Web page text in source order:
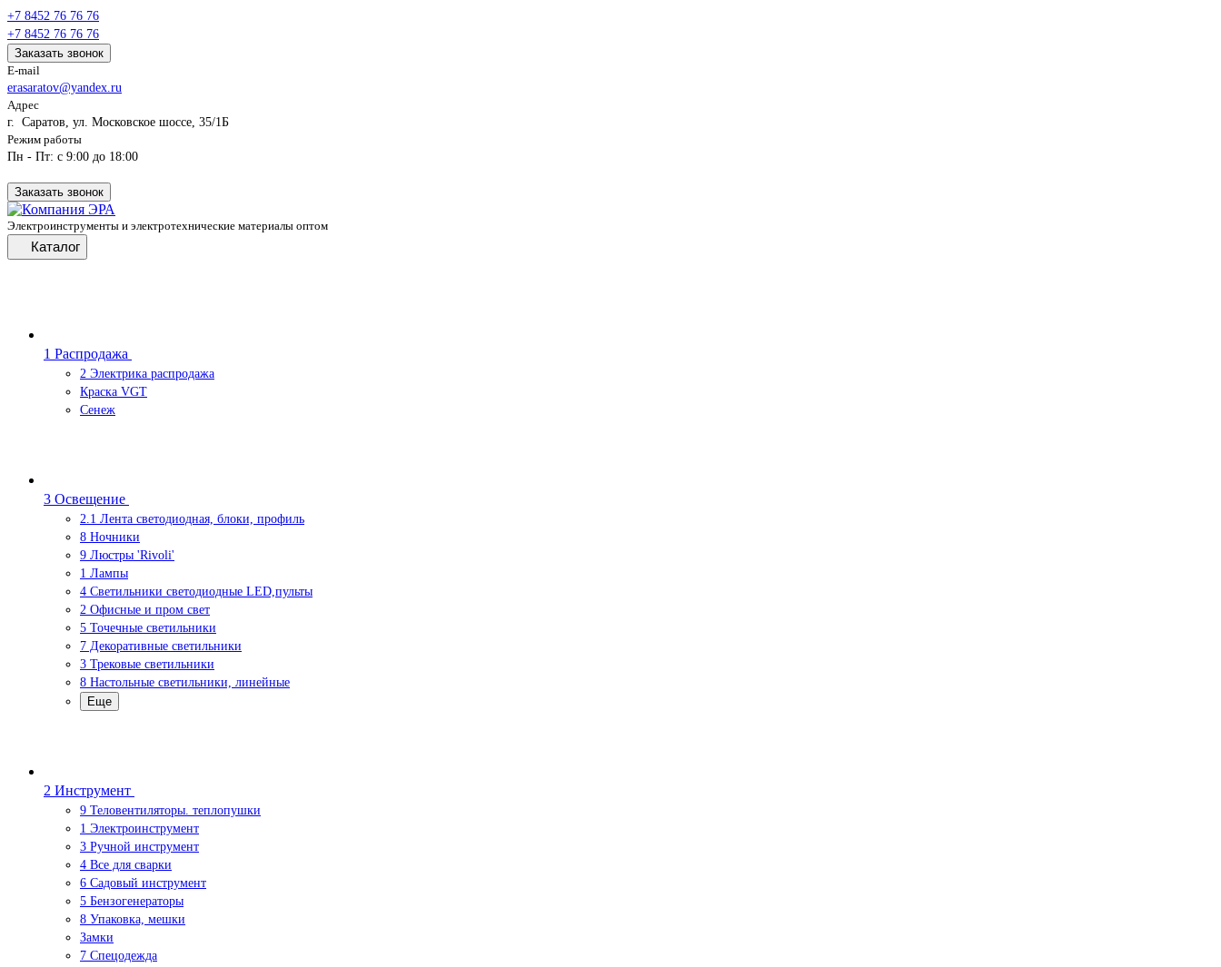
+7 8452 76 76 76
+7 8452 76 76 76
Заказать звонок
E-mail
erasaratov@yandex.ru
Адрес
г. Саратов, ул. Московское шоссе, 35/1Б
Режим работы
Пн - Пт: с 9:00 до 18:00
Заказать звонок
Электроинструменты и электротехнические материалы оптом
Каталог
1 Распродажа
2 Электрика распродажа
Краска VGT
Сенеж
3 Освещение
2.1 Лента светодиодная, блоки, профиль
8 Ночники
9 Люстры 'Rivoli'
1 Лампы
4 Светильники светодиодные LED,пульты
2 Офисные и пром свет
5 Точечные светильники
7 Декоративные светильники
3 Трековые светильники
8 Настольные светильники, линейные
Еще
2 Инструмент
9 Теловентиляторы. теплопушки
1 Электроинструмент
3 Ручной инструмент
4 Все для сварки
6 Садовый инструмент
5 Бензогенераторы
8 Упаковка, мешки
Замки
7 Спецодежда